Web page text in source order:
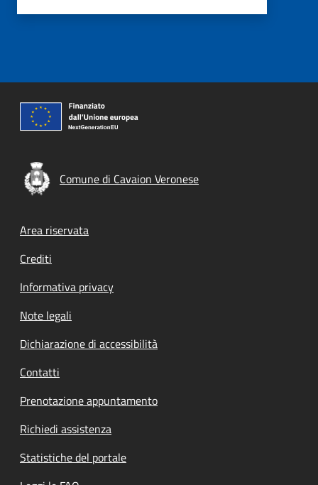
Comune di Cavaion Veronese
Footer menu
Area riservata
Crediti
Informativa privacy
Note legali
Dichiarazione di accessibilità
Contatti
Prenotazione appuntamento
Richiedi assistenza
Statistiche del portale